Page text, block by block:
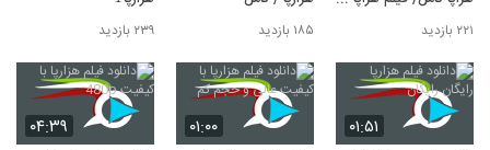
لینک مستقیم / نماشا
۲۲۱ بازدید ۱۸۵ بازدید ۲۳۹ بازدید
۰۱:۵۱ ۰۱:۰۰ ۰۴:۳۹